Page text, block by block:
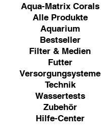
Aqua-Matrix Corals
Alle Produkte
Aquarium
Bestseller
Filter & Medien
Futter
Versorgungsysteme
Technik
Wassertests
Zubehör
Hilfe-Center